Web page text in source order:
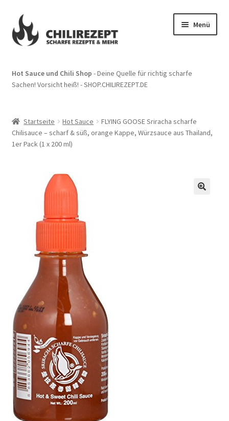
Zur
Navigation
springen
Zum
Inhalt
springen
Menü
Impressum
Mein Konto
Warenkorb
Hot Sauce und Chili Shop - Deine Quelle für richtig scharfe
Sachen! Vorsicht heiß! - SHOP.CHILIREZEPT.DE
Startseite Hot Sauce
FLYING GOOSE Sriracha scharfe
Chilisauce – scharf & süß, orange Kappe, Würzsauce aus Thailand,
1er Pack (1 x 200 ml)